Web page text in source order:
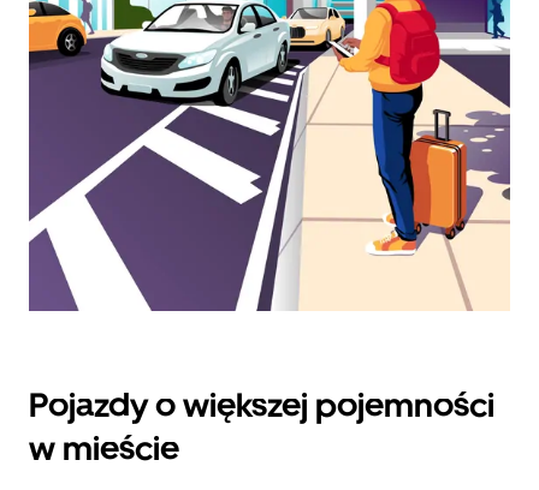
klawisz
„Escape”,
aby
zamknąć
kalendarz.
Pojazdy o większej pojemności
w mieście